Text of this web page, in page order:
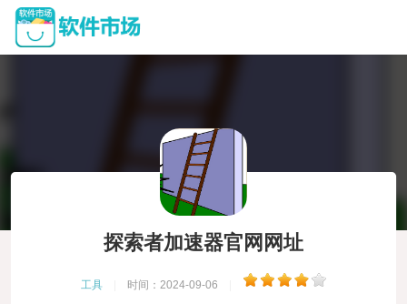
探索者加速器官网网址
工具 时间：2024-09-06